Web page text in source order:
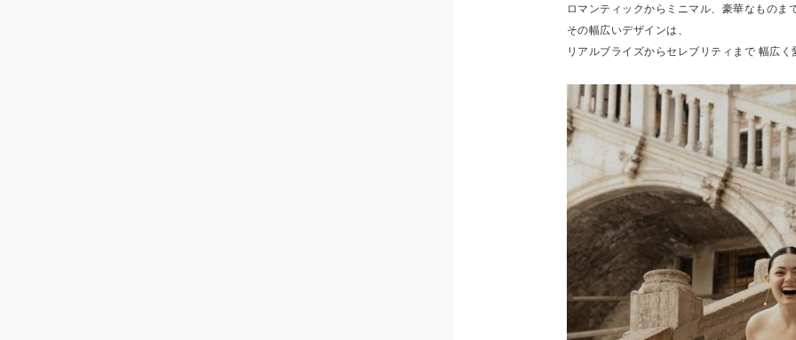
ロマンティックからミニマル、豪華なものま
その幅広いデザインは、
リアルブライズからセレブリティまで 幅広く